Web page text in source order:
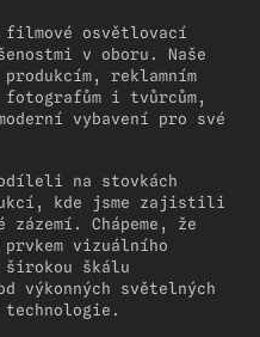
filmové osvětlovací
v oboru. Naše
reklamním
i tvůrcům,
vybavení pro své
na stovkách
kde jsme zajistili
Chápeme, že
vizuálního
škálu
výkonných světelných